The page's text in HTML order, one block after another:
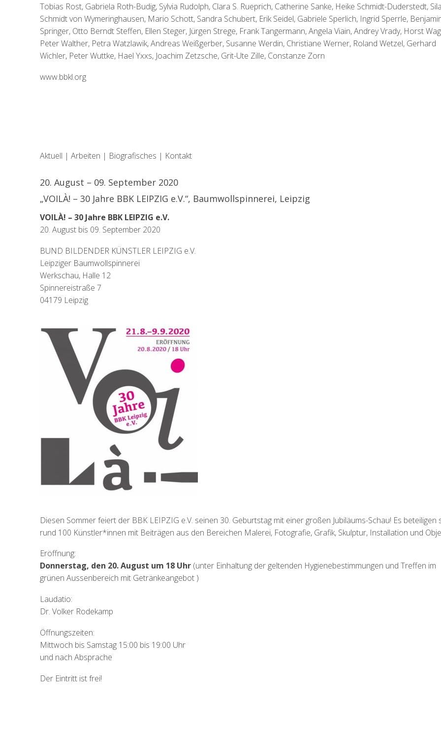
Tobias Rost, Gabriela Roth-Budig, Sylvia Rudolph, Clara S. Rueprich, Catherine Sanke, Heike Schmidt-Duderstedt,
Schmidt von Wymeringhausen, Mario Schott, Sandra Schubert, Erik Seidel, Gabriele Sperlich, Ingrid Sperrle,
Springer, Otto Berndt Steffen, Ellen Steger, Jürgen Strege, Frank Tangermann, Angela Viain, Andrey Vrady, Horst
Peter Walther, Petra Watzlawik, Andreas Weißgerber, Susanne Werdin, Christiane Werner, Roland Wetzel, Gerhard
Wichler, Peter Wuttke, Hael Yxxs, Joachim Zetzsche, Grit-Ute Zille, Constanze Zorn
www.bbkl.org
Aktuell | Arbeiten | Biografisches | Kontakt
20. August – 09. September 2020
„VOILÀ! – 30 Jahre BBK LEIPZIG e.V.“, Baumwollspinnerei, Leipzig
VOILÀ! – 30 Jahre BBK LEIPZIG e.V.
20. August bis 09. September 2020
BUND BILDENDER KÜNSTLER LEIPZIG e.V.
Leipziger Baumwollspinnerei
Werkschau, Halle 12
Spinnereistraße 7
04179 Leipzig
Diesen Sommer feiert der BBK LEIPZIG e.V. seinen 30. Geburtstag mit einer großen Jubiläums-Schau! Es beteiligen
rund 100 Künstler*innen mit Beiträgen aus den Bereichen Malerei, Fotografie, Grafik, Skulptur, Installation und
Eröffnung:
Donnerstag, den 20. August um 18 Uhr(unter Einhaltung der geltenden Hygienebestimmungen und Treffen im
grünen Aussenbereich mit Getränkeangebot )
Laudatio:
Dr. Volker Rodekamp
Öffnungszeiten:
Mittwoch bis Samstag 15:00 bis 19:00 Uhr
und nach Absprache
Der Eintritt ist frei!